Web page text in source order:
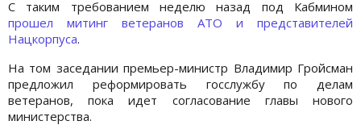
С таким требованием неделю назад под Кабмином
прошел митинг ветеранов АТО и представителей
Нацкорпуса.
На том заседании премьер-министр Владимир Гройсман
предложил реформировать госслужбу по делам
ветеранов, пока идет согласование главы нового
министерства.